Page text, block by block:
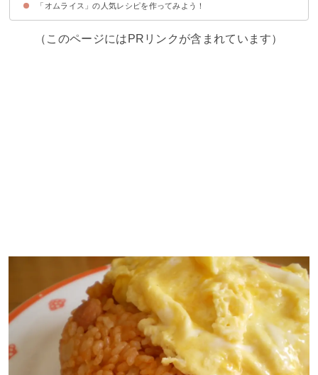
「オムライス」の人気レシピを作ってみよう！
（このページにはPRリンクが含まれています）